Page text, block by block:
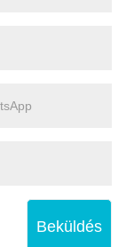
Beküldés